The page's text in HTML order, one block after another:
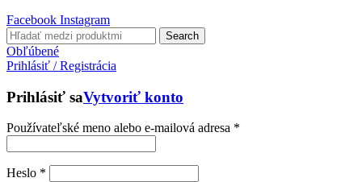
Facebook Instagram
Search
Obľúbené
Prihlásiť / Registrácia
Prihlásiť saVytvoriť konto
Používateľské meno alebo e-mailová adresa *
Heslo *